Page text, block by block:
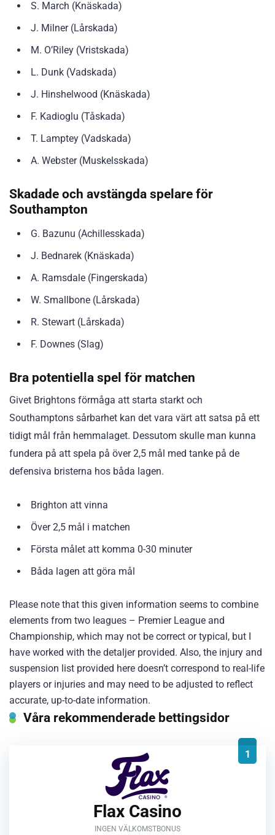
S. March (Knäskada)
J. Milner (Lårskada)
M. O’Riley (Vristskada)
L. Dunk (Vadskada)
J. Hinshelwood (Knäskada)
F. Kadioglu (Tåskada)
T. Lamptey (Vadskada)
A. Webster (Muskelsskada)
Skadade och avstängda spelare för
Southampton
G. Bazunu (Achillesskada)
J. Bednarek (Knäskada)
A. Ramsdale (Fingerskada)
W. Smallbone (Lårskada)
R. Stewart (Lårskada)
F. Downes (Slag)
Bra potentiella spel för matchen
Givet Brightons förmåga att starta starkt och
Southamptons sårbarhet kan det vara värt att satsa på ett
tidigt mål från hemmalaget. Dessutom skulle man kunna
fundera på att spela på över 2,5 mål med tanke på de
defensiva bristerna hos båda lagen.
Brighton att vinna
Över 2,5 mål i matchen
Första målet att komma 0-30 minuter
Båda lagen att göra mål
Please note that this given information seems to combine
elements from two leagues – Premier League and
Championship, which may not be correct or typical, but I
have worked with the detaljer provided. Also, the injury and
suspension list provided here doesn’t correspond to real-life
players or injuries and may need to be adjusted to reflect
accurate, up-to-date information.
Våra rekommenderade bettingsidor
1
Flax Casino
INGEN VÄLKOMSTBONUS